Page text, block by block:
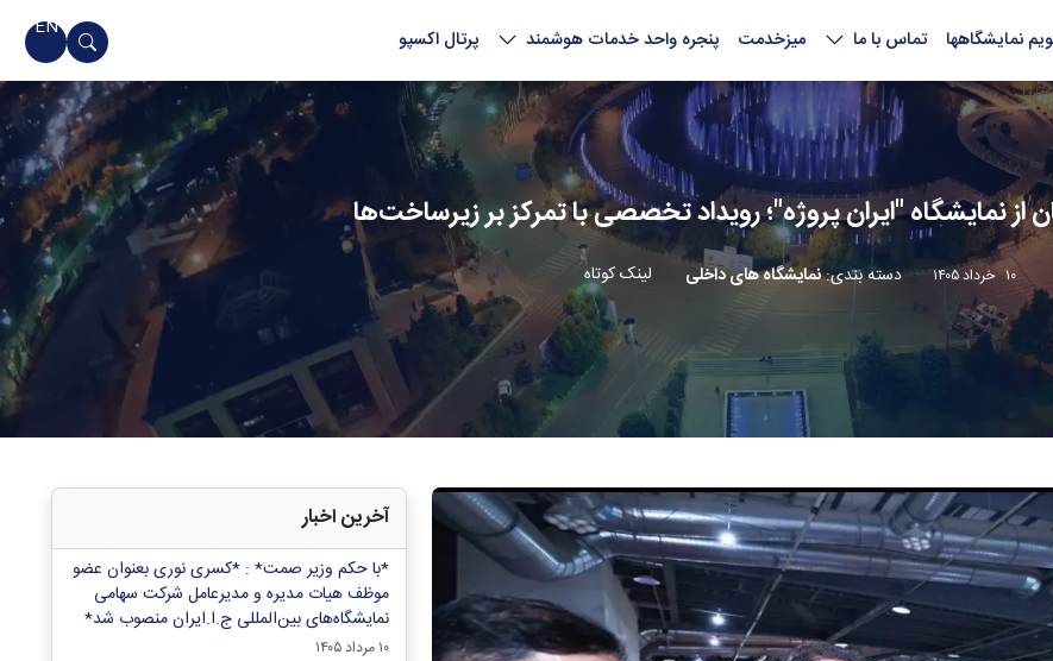
نمایشگاهها تماس با ما میزخدمت پنجره واحد خدمات هوشمند پرتال اکسپو EN
نمایشگاه "ایران پروژه"؛ رویداد تخصصی با تمرکز بر زیرساخت‌ها
۱۰ خرداد ۱۴۰۵ دسته بندی:نمایشگاه های داخلی لینک کوتاه
آخرین اخبار
*با حکم وزیر صمت* : *کسری نوری بعنوان عضو
موظف هیات مدیره و مدیرعامل شرکت سهامی
نمایشگاه‌های بین‌المللی ج.ا.ایران منصوب شد*
۱۰ مرداد ۱۴۰۵